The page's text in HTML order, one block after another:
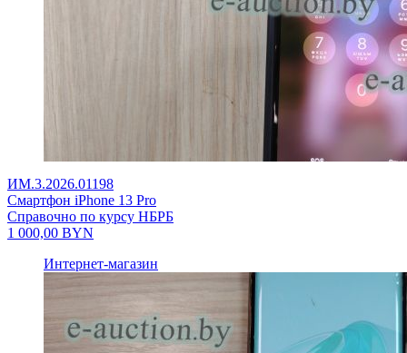
ИМ.3.2026.01198
Смартфон iPhone 13 Pro
Справочно по курсу НБРБ
1 000,00 BYN
Интернет-магазин